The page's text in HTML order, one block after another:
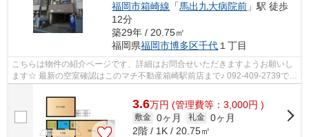
福岡市箱崎線 「馬出九大病院前 」駅 徒歩
12分
築29年 / 20.75㎡
福岡県福岡市博多区千代 １丁目
こちらは物件の紹介ページです、詳細はお問合せいただきますようお願いし
ます☆ 最新の空室確認はこのマチ不動産箱崎駅前店まで♪ 092-409-2739で
3.6万円 (管理費等：3,000円 )
敷金 0ヶ月 礼金 0ヶ月
2階 / 1K / 20.75㎡